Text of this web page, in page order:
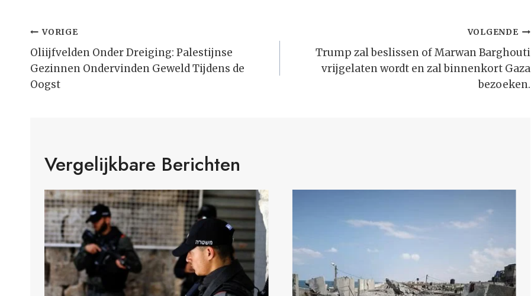
Bericht
Navigatie
VORIGE
Oliijfvelden Onder Dreiging: Palestijnse
Gezinnen Ondervinden Geweld Tijdens de
Oogst
VOLGENDE
Trump zal beslissen of Marwan Barghouti
vrijgelaten wordt en zal binnenkort Gaza
bezoeken.
Vergelijkbare Berichten